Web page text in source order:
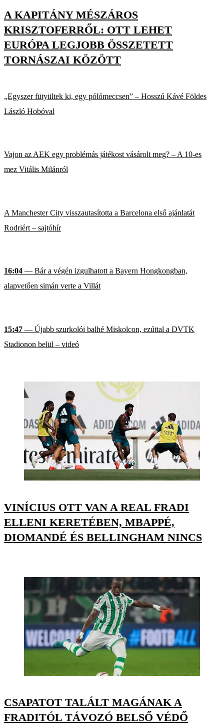
A KAPITÁNY MÉSZÁROS
KRISZTOFERRŐL: OTT LEHET
EURÓPA LEGJOBB ÖSSZETETT
TORNÁSZAI KÖZÖTT
„Egyszer fütyültek ki, egy pólómeccsen” – Hosszú Kávé Földes
László Hobóval
Vajon az AEK egy problémás játékost vásárolt meg? – A 10-es
mez Vitális Milánról
A Manchester City visszautasította a Barcelona első ajánlatát
Rodriért – sajtóhír
16:04 — Bár a végén izgulhatott a Bayern Hongkongban,
alapvetően simán verte a Villát
15:47 — Újabb szurkolói balhé Miskolcon, ezúttal a DVTK
Stadionon belül – videó
VINÍCIUS OTT VAN A REAL FRADI
ELLENI KERETÉBEN, MBAPPÉ,
DIOMANDÉ ÉS BELLINGHAM NINCS
CSAPATOT TALÁLT MAGÁNAK A
FRADITÓL TÁVOZÓ BELSŐ VÉDŐ